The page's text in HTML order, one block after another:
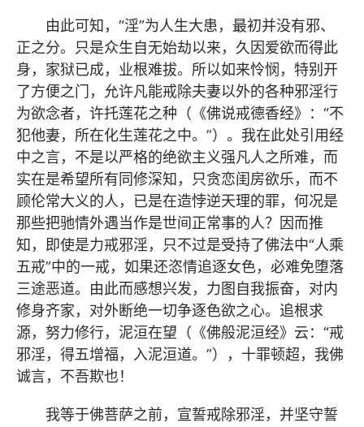
由此可知，“淫”为人生大患，最初并没有邪、
正之分。只是众生自无始劫以来，久因爱欲而得此
身，家狱已成，业根难拔。所以如来怜悯，特别开
了方便之门，允许凡能戒除夫妻以外的各种邪淫行
为欲念者，许托莲花之种（《佛说戒德香经》：“不
犯他妻，所在化生莲花之中。 ”）。我在此处引用经
中之言，不是以严格的绝欲主义强凡人之所难，而
实在是希望所有同修深知，只贪恋闺房欲乐，而不
顾伦常大义的人，已是在造悖逆天理的罪，何况是
那些把驰情外遇当作是世间正常事的人？因而推
知，即使是力戒邪淫，只不过是受持了佛法中“人乘
五戒”中的一戒，如果还恣情追逐女色，必难免堕落
三途恶道。由此而感想兴发，力图自我振奋，对内
修身齐家，对外断绝一切争逐色欲之心。追根求
源，努力修行，泥洹在望（《佛般泥洹经》云：“戒
邪淫，得五增福，入泥洹道。”），十罪顿超，我佛
诚言，不吾欺也！
我等于佛菩萨之前，宣誓戒除邪淫，并坚守誓